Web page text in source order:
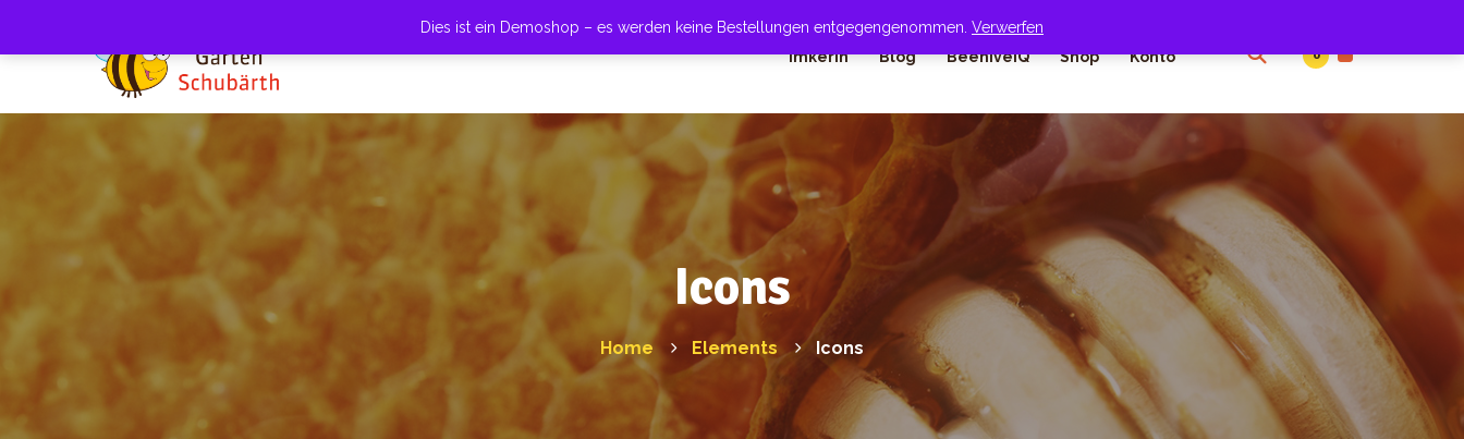
Imkerin Blog BeehiveIQ Shop Konto 0
Icons
Home Elements Icons
Dies ist ein Demoshop – es werden keine Bestellungen entgegengenommen. Verwerfen